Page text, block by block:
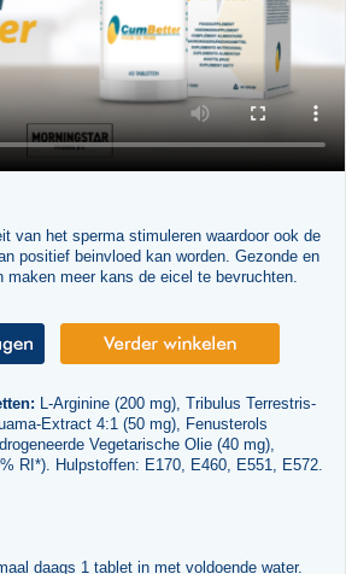
van het sperma stimuleren waardoor ook de
positief beinvloed kan worden. Gezonde en
maken meer kans de eicel te bevruchten.
L-Arginine (200 mg), Tribulus Terrestris-
Extract 4:1 (50 mg), Fenusterols
Vegetarische Olie (40 mg),
RI*). Hulpstoffen: E170, E460, E551, E572.
daags 1 tablet in met voldoende water.